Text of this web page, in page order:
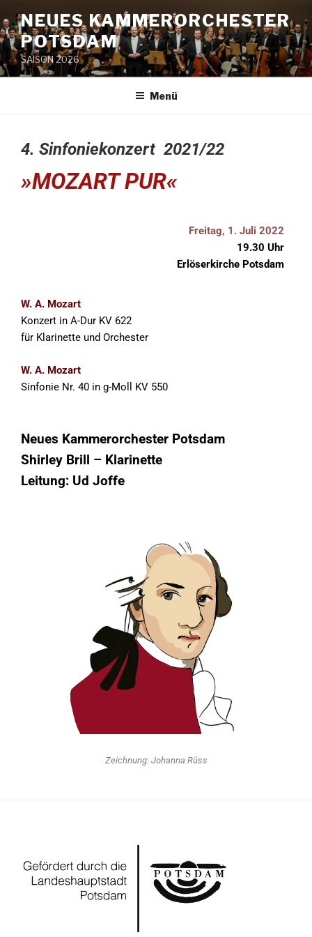
NEUES KAMMERORCHESTER
POTSDAM
SAISON 2026
Menü
4. Sinfoniekonzert 2021/22
»MOZART PUR«
Freitag, 1. Juli 2022
19.30 Uhr
Erlöserkirche Potsdam
W. A. Mozart
Konzert in A-Dur KV 622
für Klarinette und Orchester
W. A. Mozart
Sinfonie Nr. 40 in g-Moll KV 550
Neues Kammerorchester Potsdam
Shirley Brill – Klarinette
Leitung: Ud Joffe
Zeichnung: Johanna Rüss